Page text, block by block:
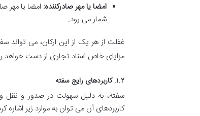
امضا یا مهر صادرکننده: امضا یا مهر
شمار می رود.
غفلت از هر یک از این ارکان، می تواند
مزایای خاص اسناد تجاری از دست
۱.۲. کاربردهای رایج سفته
سفته، به دلیل سهولت در صدور و نقل و
کاربردهای آن می توان به موارد زیر اشاره